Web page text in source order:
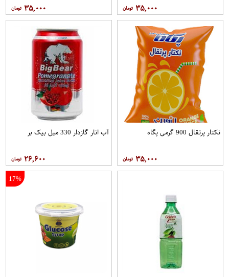
۳۵,۰۰۰ ۳۵,۰۰۰
نکتار پرتقال 900 گرمی پگاه
۳۵,۰۰۰
آب انار گازدار 330 میل بیک بر
۲۶,۶۰۰
17%